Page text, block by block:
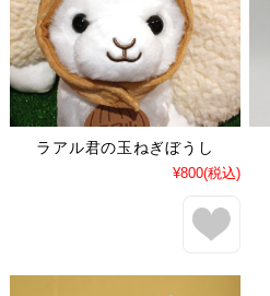
ラアル君の玉ねぎぼうし
¥800(税込)